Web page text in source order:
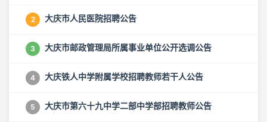
2 大庆市人民医院招聘公告
3 大庆市邮政管理局所属事业单位公开选调公告
4 大庆铁人中学附属学校招聘教师若干人公告
5 大庆市第六十九中学二部中学部招聘教师公告